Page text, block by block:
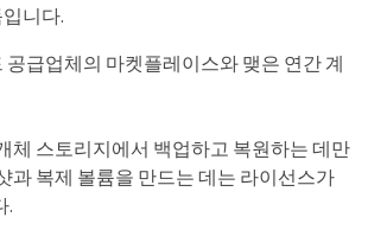
니다.
공급업체의 마켓플레이스와 맺은 연간 계
체 스토리지에서 백업하고 복원하는 데만
과 복제 볼륨을 만드는 데는 라이선스가
.